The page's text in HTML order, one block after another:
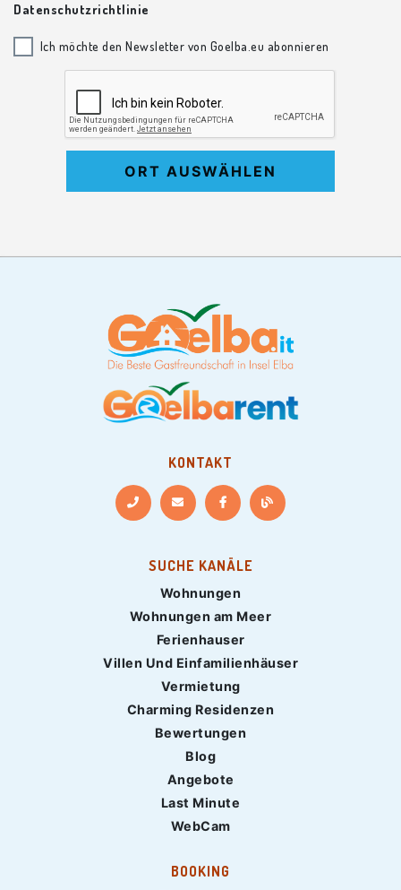
Datenschutzrichtlinie
Ich möchte den Newsletter von Goelba.eu abonnieren
ORT AUSWÄHLEN
KONTAKT
SUCHE KANÄLE
Wohnungen
Wohnungen am Meer
Ferienhauser
Villen Und Einfamilienhäuser
Vermietung
Charming Residenzen
Bewertungen
Blog
Angebote
Last Minute
WebCam
BOOKING